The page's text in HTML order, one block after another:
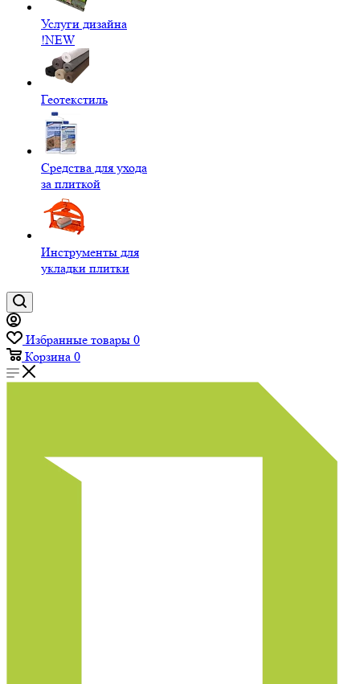
Услуги дизайна
!NEW
Геотекстиль
Средства для ухода
за плиткой
Инструменты для
укладки плитки
Избранные товары 0
Корзина 0